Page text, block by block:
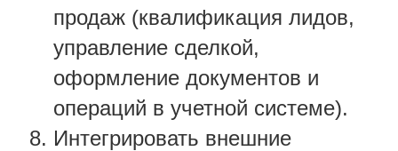
продаж (квалификация лидов,
управление сделкой,
оформление документов и
операций в учетной системе).
Интегрировать внешние